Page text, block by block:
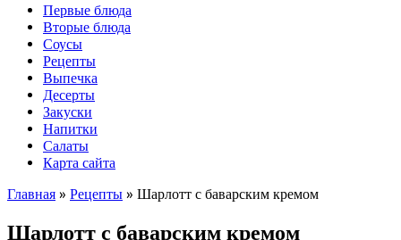
Первые блюда
Вторые блюда
Соусы
Рецепты
Выпечка
Десерты
Закуски
Напитки
Салаты
Карта сайта
Главная » Рецепты » Шарлотт с баварским кремом
Шарлотт с баварским кремом